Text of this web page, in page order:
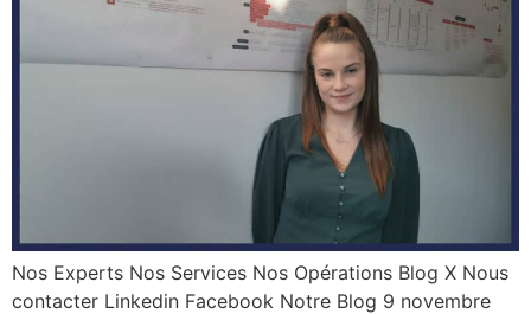
Nos Experts Nos Services Nos Opérations Blog X Nous
contacter Linkedin Facebook Notre Blog 9 novembre